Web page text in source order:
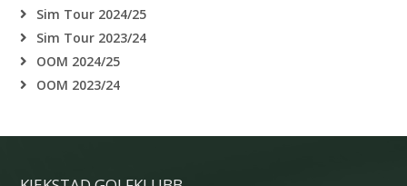
Sim Tour 2024/25
Sim Tour 2023/24
OOM 2024/25
OOM 2023/24